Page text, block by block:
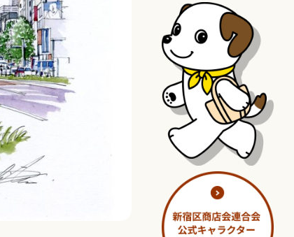
淀橋市場 ～わせだ新宿百景～